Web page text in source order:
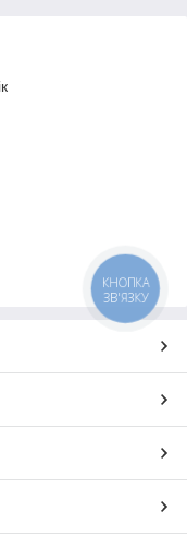
КНОПКА
ЗВ'ЯЗКУ